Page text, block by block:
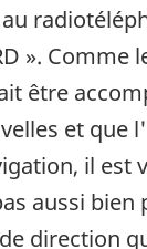
». Comme
être
et que
il est
aussi bien
direction